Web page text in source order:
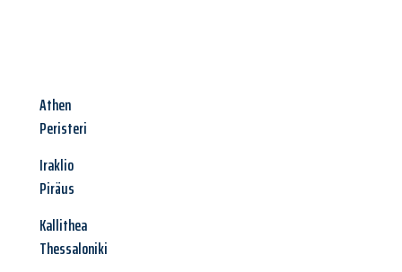
Athen
Peristeri
Iraklio
Piräus
Kallithea
Thessaloniki